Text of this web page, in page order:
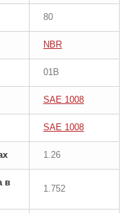
80
NBR
01B
SAE 1008
SAE 1008
1.26
в
1.752